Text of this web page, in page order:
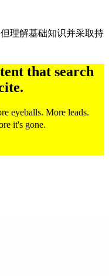
理解基础知识并采取持
that search
eyeballs. More leads.
it's gone.